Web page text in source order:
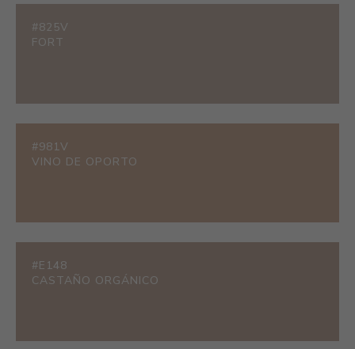
#825V
FORT
#981V
VINO DE OPORTO
#E148
CASTAÑO ORGÁNICO